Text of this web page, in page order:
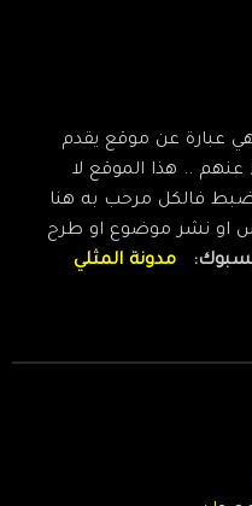
هي عبارة عن موقع يقدم
.. هذا الموقع لا
فالكل مرحب به هنا
او نشر موضوع او طرح
مدونة ‏المثلي